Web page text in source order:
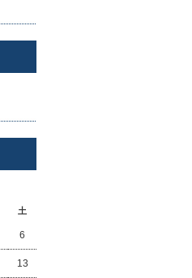
土
6
13